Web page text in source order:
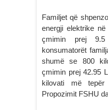
Familjet që
energji elektrike
çmimin prej 9.5
konsumatorët
shumë se 800
çmimin prej 42.95
kilovati më
Propozimit FSHU